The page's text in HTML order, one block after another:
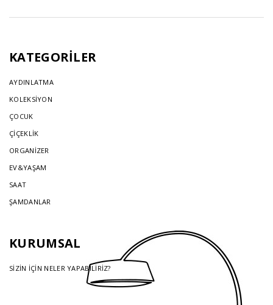
KATEGORİLER
AYDINLATMA
KOLEKSİYON
ÇOCUK
ÇİÇEKLİK
ORGANİZER
EV&YAŞAM
SAAT
ŞAMDANLAR
KURUMSAL
SİZİN İÇİN NELER YAPABİLİRİZ?